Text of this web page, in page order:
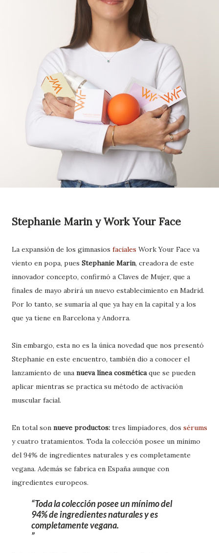
Stephanie Marin y Work Your Face
La expansión de los gimnasios faciales Work Your Face va
viento en popa, pues Stephanie Marin, creadora de este
innovador concepto, confirmó a Claves de Mujer, que a
finales de mayo abrirá un nuevo establecimiento en Madrid.
Por lo tanto, se sumaría al que ya hay en la capital y a los
que ya tiene en Barcelona y Andorra.
Sin embargo, esta no es la única novedad que nos presentó
Stephanie en este encuentro, también dio a conocer el
lanzamiento de una nueva línea cosméticaque se pueden
aplicar mientras se practica su método de activación
muscular facial.
En total son nueve productos: tres limpiadores, dos sérums
y cuatro tratamientos. Toda la colección posee un mínimo
del 94% de ingredientes naturales y es completamente
vegana. Además se fabrica en España aunque con
ingredientes europeos.
Toda la colección posee un mínimo del
94% de ingredientes naturales y es
completamente vegana.